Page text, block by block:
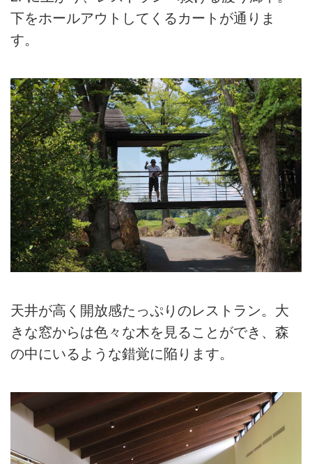
下をホールアウトしてくるカートが通りま
す。
天井が高く開放感たっぷりのレストラン。大
きな窓からは色々な木を見ることができ、森
の中にいるような錯覚に陥ります。